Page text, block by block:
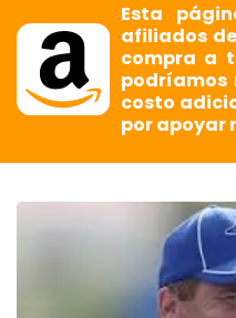
Esta
afiliados
compra a
podríamos
costo
por apoyar